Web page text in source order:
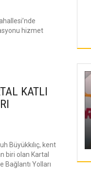
hizmet
KATLI
Büyükkılıç, kent
biri olan Kartal
Bağlantı Yolları
KAYSERISPOR
TRANSFER YASAĞIMIZIN
HAYIRLI OLMASINI